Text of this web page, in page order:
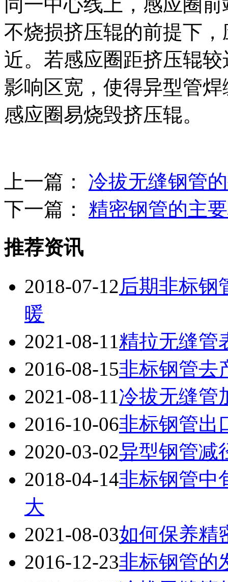
不烧损挤压辊的前提下
近。若感应圈距挤压辊
影响区宽，使得异型管
感应圈易烧毁挤压辊。
上一篇： 冷拔无缝钢管
下一篇： 精密钢管的主
推荐资讯
2018-07-12后期非标钢
暖
2021-08-11 精拉无缝管
2016-08-15非标钢管去
2021-08-11 冷拔无缝管
2016-10-06非标钢管出
2020-03-02异型钢管减
2018-04-14非标钢管中
大
2021-08-03如何保养精
2016-12-23非标钢管的